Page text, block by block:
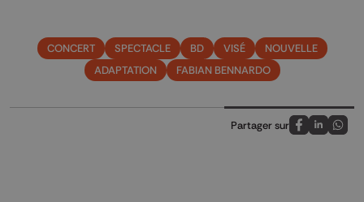
CONCERT SPECTACLE BD VISÉ
NOUVELLE
ADAPTATION
FABIAN BENNARDO
Partager sur
Partagez sur
Partagez